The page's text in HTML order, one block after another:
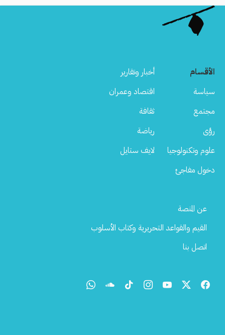
الأقسام
أخبار وتقارير
سياسة
اقتصاد وعمران
مجتمع
ثقافة
رؤى
رياضة
علوم وتكنولوجيا
لايف ستايل
دخول مفاجئ
Footer
عن المنصة
القيم والقواعد التحريرية وكتاب الأسلوب
اتصل بنا